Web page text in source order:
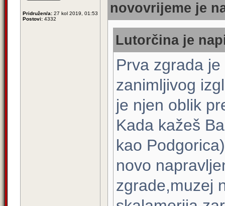
Pridružen/a: 27 kol 2019, 01:53
Postovi: 4332
novovrijeme je
Lutorčina je
Prva zgrada
zanimljivog
je njen oblik
Kada kažeš
kao
novo
zgrade,muzej